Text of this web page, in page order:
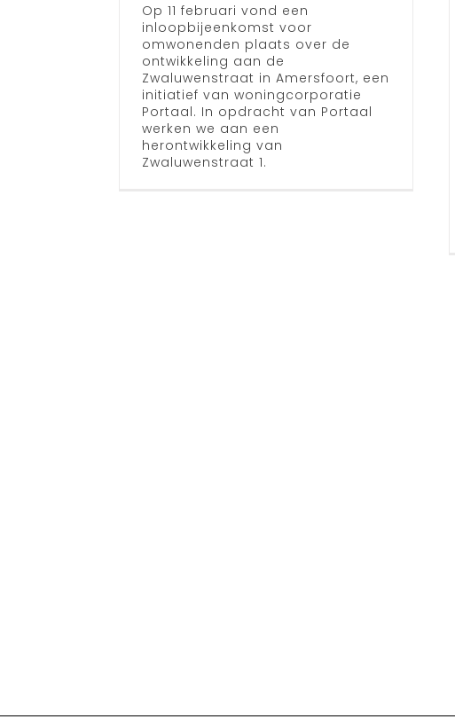
Op 11 februari vond een
inloopbijeenkomst voor
omwonenden plaats over de
ontwikkeling aan de
Zwaluwenstraat in Amersfoort, een
initiatief van woningcorporatie
Portaal. In opdracht van Portaal
werken we aan een
herontwikkeling van
Zwaluwenstraat 1.